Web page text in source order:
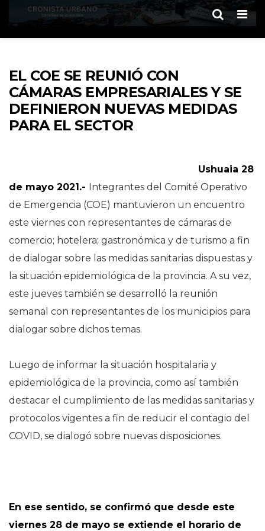
EL COE SE REUNIÓ CON
CÁMARAS EMPRESARIALES Y SE
DEFINIERON NUEVAS MEDIDAS
PARA EL SECTOR
Ushuaia 28
de mayo 2021.- Integrantes del Comité Operativo
de Emergencia (COE) mantuvieron un encuentro
este viernes con representantes de cámaras de
comercio; hotelera; gastronómica y de turismo a fin
de dialogar sobre las medidas sanitarias dispuestas y
la situación epidemiológica de la provincia. A su vez,
este jueves también se desarrolló la reunión
semanal con representantes de los municipios para
dialogar sobre dichos temas.
Luego de informar la situación hospitalaria y
epidemiológica de la provincia, como así también
destacar el cumplimiento de las medidas sanitarias y
protocolos vigentes a fin de reducir el contagio del
COVID, se dialogó sobre nuevas disposiciones.
En ese sentido, se confirmó que desde este
viernes 28 de mayo se extiende el horario de